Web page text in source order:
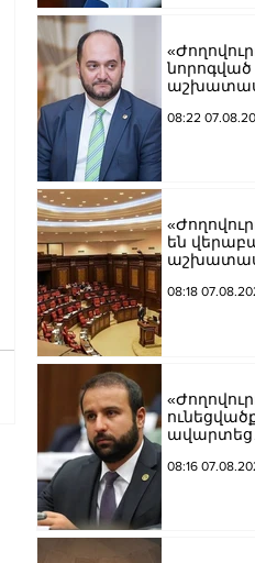
նորոգված
08:22
են
08:18
ավարտեց
08:16